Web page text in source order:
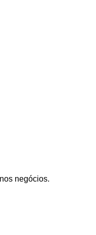
negócios.